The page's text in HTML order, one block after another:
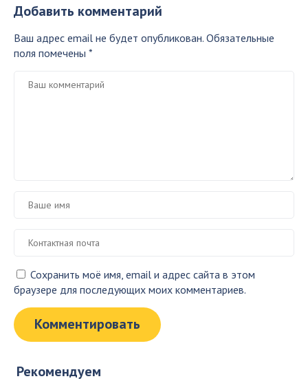
Добавить комментарий
Ваш адрес email не будет опубликован. Обязательные
поля помечены *
Сохранить моё имя, email и адрес сайта в этом
браузере для последующих моих комментариев.
Рекомендуем